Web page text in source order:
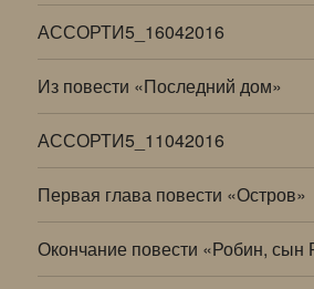
АССОРТИ5_16042016
Из повести «Последний дом»
АССОРТИ5_11042016
Первая глава повести «Остров»
Окончание повести «Робин, сын